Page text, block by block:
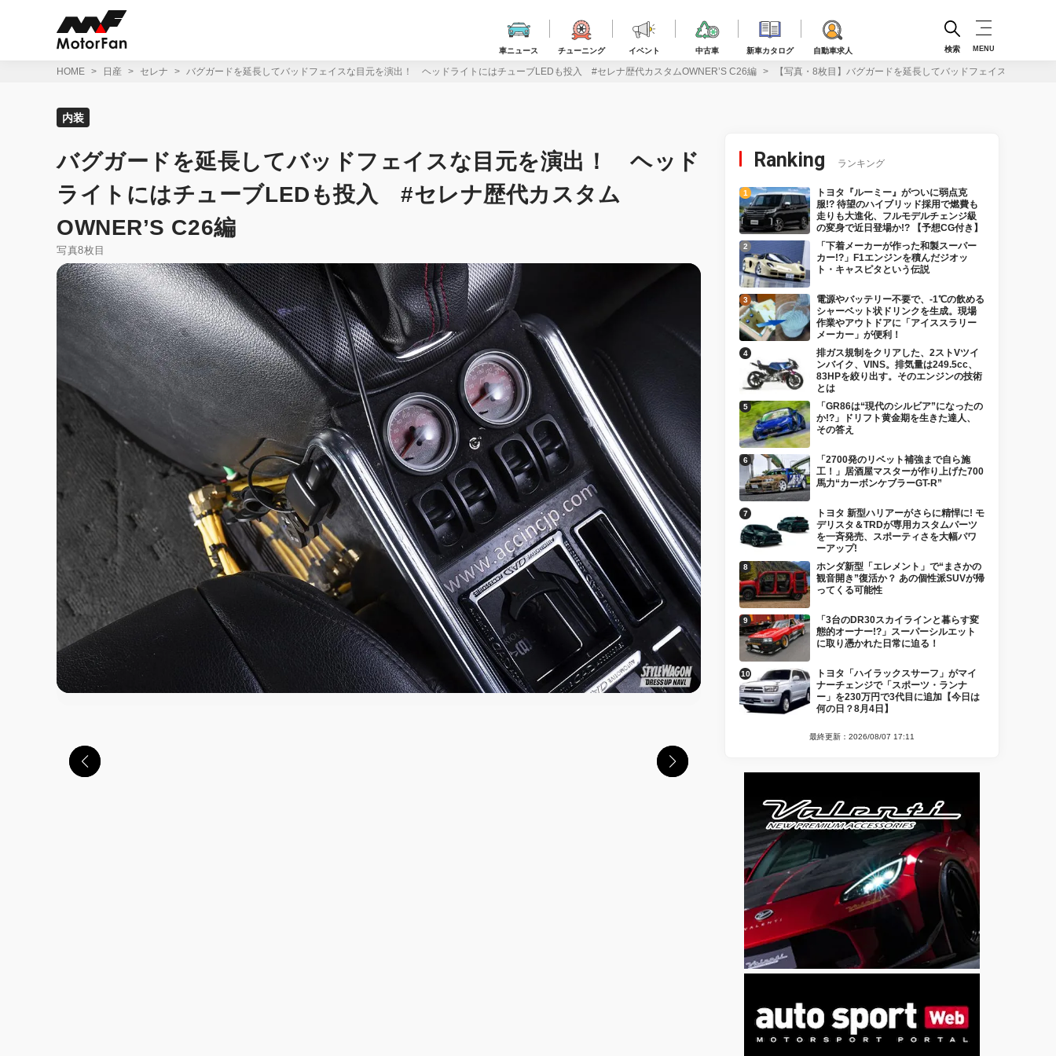
車ニュース チューニング イベント 中古車 新車カタログ 自動車求人 検索 MENU
HOME 日産 セレナ バグガードを延長してバッドフェイスな目元を演出！ ヘッドライトにはチューブLEDも投入 #セレナ歴代カスタムOWNER’S C26編 【写真・8枚目】バグガードを延長してバッドフェイスな目元
内装
バグガードを延長してバッドフェイスな目元を演出！ ヘッド
ライトにはチューブLEDも投入 #セレナ歴代カスタム
OWNER’S C26編
写真8枚目
Ranking ランキング
トヨタ『ルーミー』がついに弱点克
服!? 待望のハイブリッド採用で燃費も
走りも大進化、フルモデルチェンジ級
の変身で近日登場か!? 【予想CG付き】
「下着メーカーが作った和製スーパー
カー!?」F1エンジンを積んだジオッ
ト・キャスピタという伝説
電源やバッテリー不要で、-1℃の飲める
シャーベット状ドリンクを生成。現場
作業やアウトドアに「アイススラリー
メーカー」が便利！
排ガス規制をクリアした、2ストVツイ
ンバイク、VINS。排気量は249.5cc、
83HPを絞り出す。そのエンジンの技術
とは
「GR86は“現代のシルビア”になったの
か!?」ドリフト黄金期を生きた達人、
その答え
「2700発のリベット補強まで自ら施
工！」居酒屋マスターが作り上げた700
馬力“カーボンケブラーGT-R”
トヨタ 新型ハリアーがさらに精悍に! モ
デリスタ＆TRDが専用カスタムパーツ
を一斉発売、スポーティさを大幅パワ
ーアップ!
ホンダ新型「エレメント」で“まさかの
観音開き”復活か？ あの個性派SUVが帰
ってくる可能性
「3台のDR30スカイラインと暮らす変
態的オーナー!?」スーパーシルエット
に取り憑かれた日常に迫る！
トヨタ「ハイラックスサーフ」がマイ
ナーチェンジで「スポーツ・ランナ
ー」を230万円で3代目に追加【今日は
何の日？8月4日】
最終更新：2026/08/07 17:11